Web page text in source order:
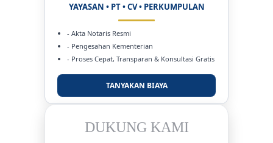
YAYASAN • PT • CV • PERKUMPULAN
- Akta Notaris Resmi
- Pengesahan Kementerian
- Proses Cepat, Transparan & Konsultasi Gratis
TANYAKAN BIAYA
DUKUNG KAMI